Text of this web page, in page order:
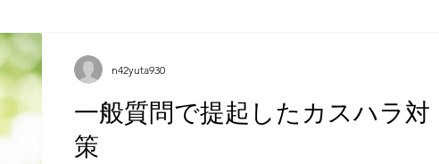
一般質問で提起したカスハラ対
策
n42yuta930